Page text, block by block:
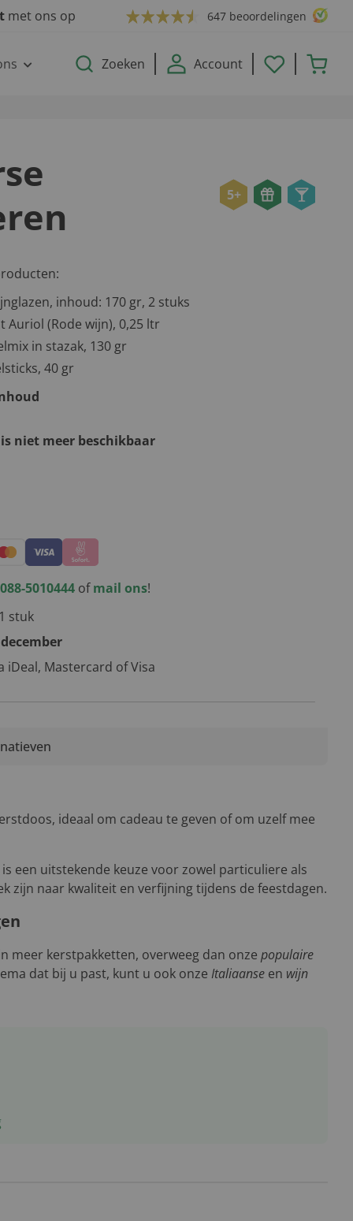
met ons op 647 beoordelingen
Zoeken Account
5+
inhoud: 170 gr, 2 stuks
Auriol (Rode wijn), 0,25 ltr
in stazak, 130 gr
40 gr
niet meer beschikbaar
088-5010444 ofmail ons!
stuk
iDeal, Mastercard of Visa
ideaal om cadeau te geven of om uzelf mee
een uitstekende keuze voor zowel particuliere als
zijn naar kwaliteit en verfijning tijdens de feestdagen.
meer kerstpakketten, overweeg dan onze populaire
dat bij u past, kunt u ook onze Italiaanse en wijn